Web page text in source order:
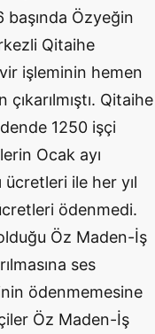
başında Özyeğin
Qitaihe
işleminin hemen
Qitaihe
1250 işçi
Ocak ayı
ücretleri ile her yıl
ödenmedi.
Öz Maden-İş
ses
ödenmemesine
Öz Maden-İş